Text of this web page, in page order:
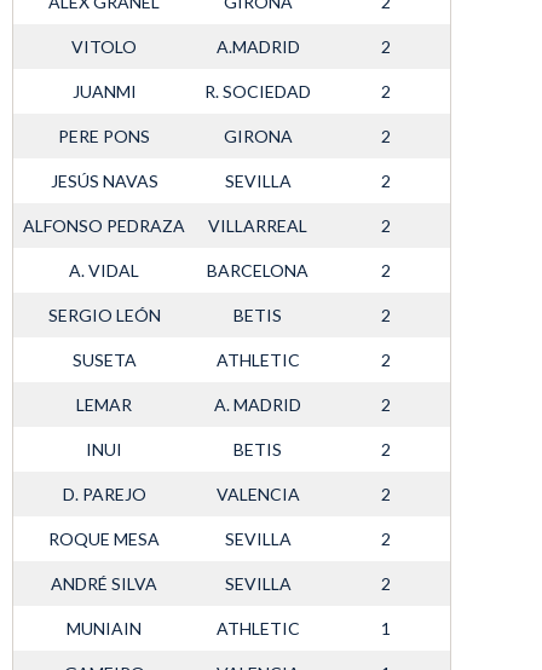
VITOLO A.MADRID 2
JUANMI R. SOCIEDAD 2
PERE PONS GIRONA 2
JESÚS NAVAS SEVILLA 2
ALFONSO PEDRAZA VILLARREAL 2
A. VIDAL BARCELONA 2
SERGIO LEÓN BETIS 2
SUSETA ATHLETIC 2
LEMAR A. MADRID 2
INUI BETIS 2
D. PAREJO VALENCIA 2
ROQUE MESA SEVILLA 2
ANDRÉ SILVA SEVILLA 2
MUNIAIN ATHLETIC 1